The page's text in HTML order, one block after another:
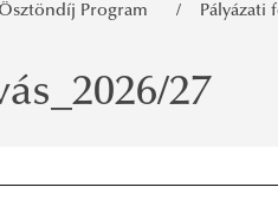
Program Pályázati
27